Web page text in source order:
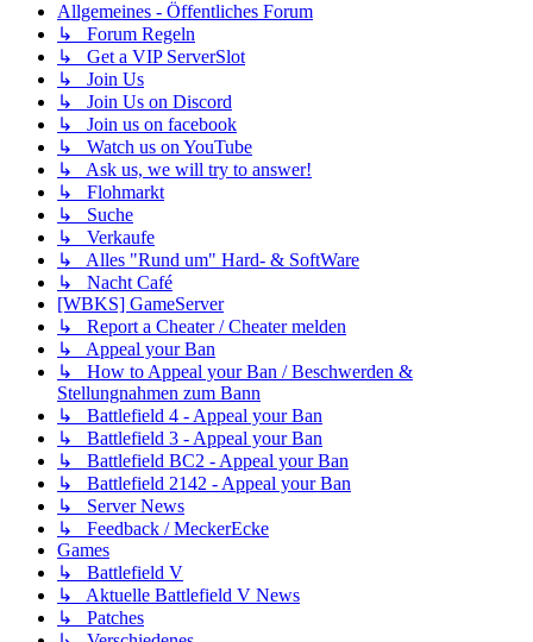
Allgemeines - Öffentliches Forum
↳ Forum Regeln
↳ Get a VIP ServerSlot
↳ Join Us
↳ Join Us on Discord
↳ Join us on facebook
↳ Watch us on YouTube
↳ Ask us, we will try to answer!
↳ Flohmarkt
↳ Suche
↳ Verkaufe
↳ Alles "Rund um" Hard- & SoftWare
↳ Nacht Café
[WBKS] GameServer
↳ Report a Cheater / Cheater melden
↳ Appeal your Ban
↳ How to Appeal your Ban / Beschwerden &
Stellungnahmen zum Bann
↳ Battlefield 4 - Appeal your Ban
↳ Battlefield 3 - Appeal your Ban
↳ Battlefield BC2 - Appeal your Ban
↳ Battlefield 2142 - Appeal your Ban
↳ Server News
↳ Feedback / MeckerEcke
Games
↳ Battlefield V
↳ Aktuelle Battlefield V News
↳ Patches